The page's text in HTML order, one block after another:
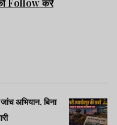
अभियान, बिना